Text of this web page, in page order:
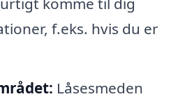
f.eks. hvis du er
Låsesmeden